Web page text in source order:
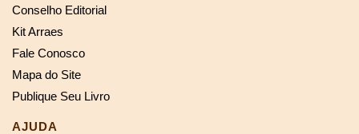
Conselho Editorial
Kit Arraes
Fale Conosco
Mapa do Site
Publique Seu Livro
AJUDA